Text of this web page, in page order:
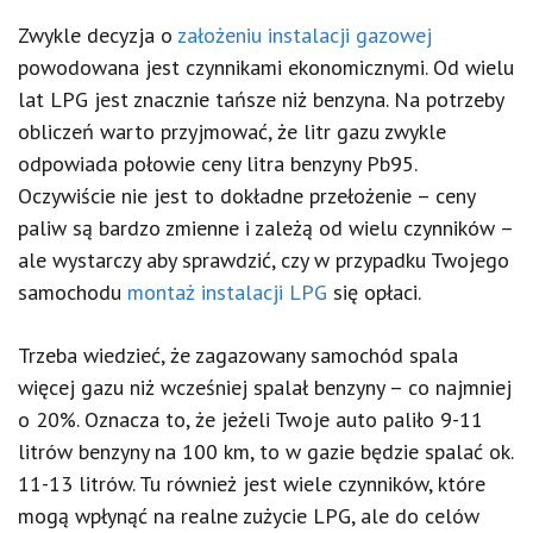
Zwykle decyzja o założeniu instalacji gazowej
powodowana jest czynnikami ekonomicznymi. Od wielu
lat LPG jest znacznie tańsze niż benzyna. Na potrzeby
obliczeń warto przyjmować, że litr gazu zwykle
odpowiada połowie ceny litra benzyny Pb95.
Oczywiście nie jest to dokładne przełożenie – ceny
paliw są bardzo zmienne i zależą od wielu czynników –
ale wystarczy aby sprawdzić, czy w przypadku Twojego
samochodu montaż instalacji LPG się opłaci.
Trzeba wiedzieć, że zagazowany samochód spala
więcej gazu niż wcześniej spalał benzyny – co najmniej
o 20%. Oznacza to, że jeżeli Twoje auto paliło 9-11
litrów benzyny na 100 km, to w gazie będzie spalać ok.
11-13 litrów. Tu również jest wiele czynników, które
mogą wpłynąć na realne zużycie LPG, ale do celów